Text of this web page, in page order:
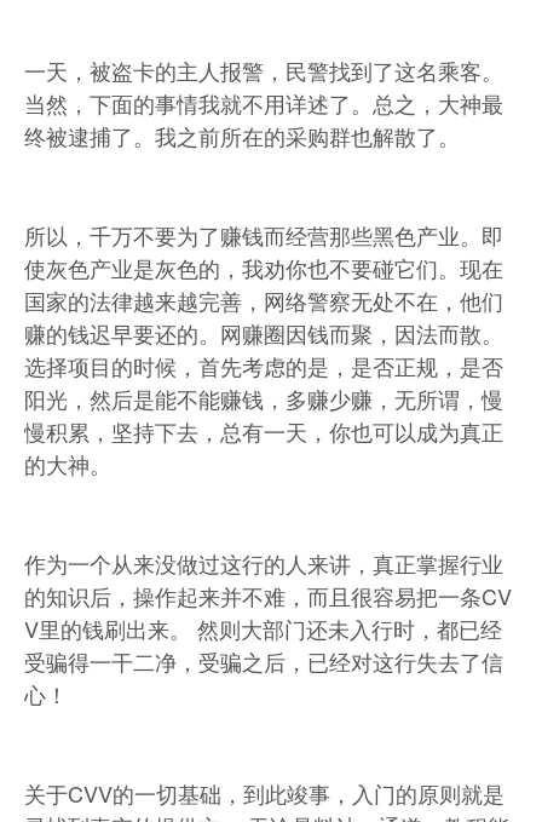
一天，被盗卡的主人报警，民警找到了这名乘客。
当然，下面的事情我就不用详述了。总之，大神最
终被逮捕了。我之前所在的采购群也解散了。
所以，千万不要为了赚钱而经营那些黑色产业。即
使灰色产业是灰色的，我劝你也不要碰它们。现在
国家的法律越来越完善，网络警察无处不在，他们
赚的钱迟早要还的。网赚圈因钱而聚，因法而散。
选择项目的时候，首先考虑的是，是否正规，是否
阳光，然后是能不能赚钱，多赚少赚，无所谓，慢
慢积累，坚持下去，总有一天，你也可以成为真正
的大神。
作为一个从来没做过这行的人来讲，真正掌握行业
的知识后，操作起来并不难，而且很容易把一条CV
V里的钱刷出来。 然则大部门还未入行时，都已经
受骗得一干二净，受骗之后，已经对这行失去了信
心！
关于CVV的一切基础，到此竣事，入门的原则就是